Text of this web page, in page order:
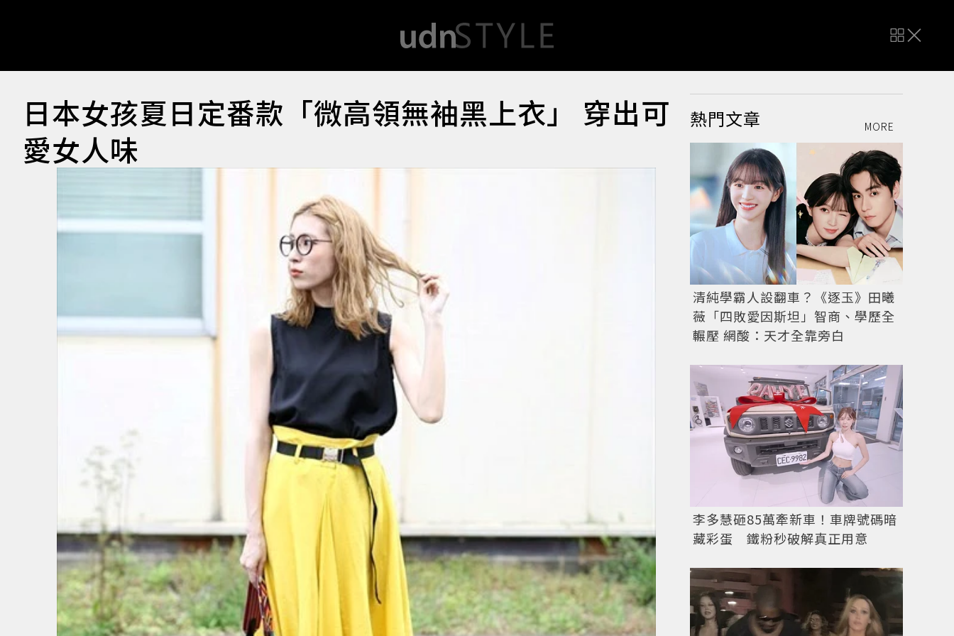
日本女孩夏日定番款「微高領無袖黑上衣」 穿出可
愛女人味
熱門文章 MORE
清純學霸人設翻車？《逐玉》田曦
薇「四敗愛因斯坦」智商、學歷全
輾壓 網酸：天才全靠旁白
李多慧砸85萬牽新車！車牌號碼暗
藏彩蛋 鐵粉秒破解真正用意